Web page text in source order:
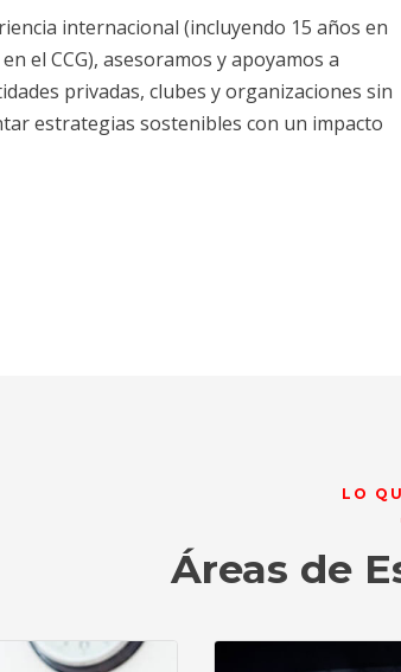
internacional (incluyendo 15 años en
el CCG), asesoramos y apoyamos a
privadas, clubes y organizaciones sin
estrategias sostenibles con un impacto
LO
Áreas de